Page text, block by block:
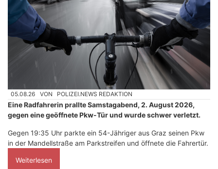
05.08.26 VON POLIZEI.NEWS REDAKTION
Eine Radfahrerin prallte Samstagabend, 2. August 2026,
gegen eine geöffnete Pkw-Tür und wurde schwer verletzt.
Gegen 19:35 Uhr parkte ein 54-Jähriger aus Graz seinen Pkw
in der Mandellstraße am Parkstreifen und öffnete die Fahrertür.
Weiterlesen